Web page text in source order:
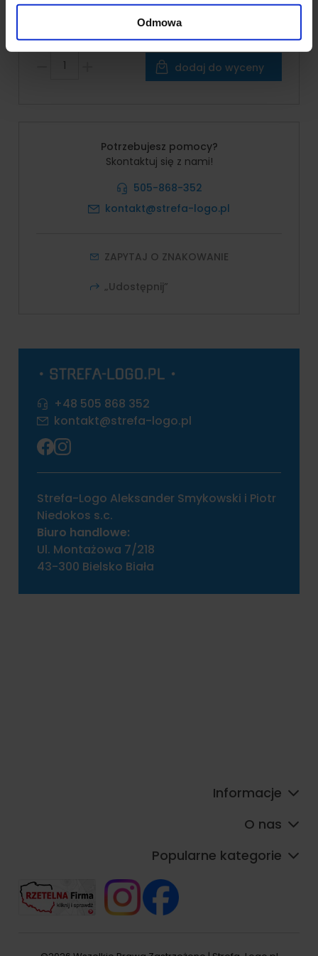
korzystania z ich usług.
Odmowa
dodaj do wyceny
Potrzebujesz pomocy?
Skontaktuj się z nami!
505-868-352
kontakt@strefa-logo.pl
ZAPYTAJ O ZNAKOWANIE
„Udostępnij”
+48 505 868 352
kontakt@strefa-logo.pl
Strefa-Logo Aleksander Smykowski i Piotr
Niedokos s.c.
Biuro handlowe:
Ul. Montażowa 7/218
43-300 Bielsko Biała
Informacje
O nas
Popularne kategorie